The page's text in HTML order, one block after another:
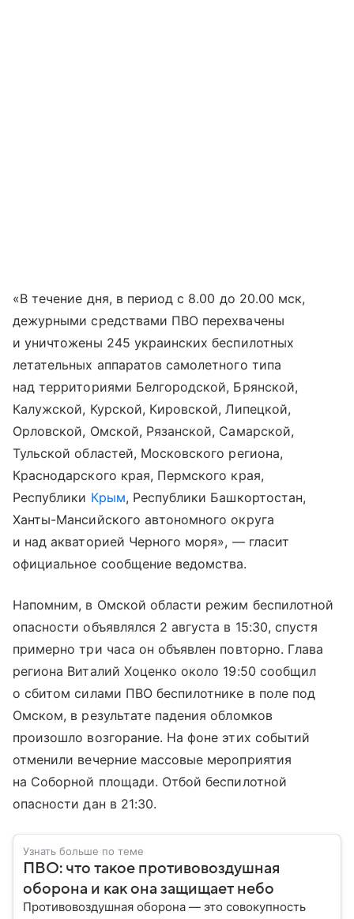
«В течение дня, в период с 8.00 до 20.00 мск,
дежурными средствами ПВО перехвачены
и уничтожены 245 украинских беспилотных
летательных аппаратов самолетного типа
над территориями Белгородской, Брянской,
Калужской, Курской, Кировской, Липецкой,
Орловской, Омской, Рязанской, Самарской,
Тульской областей, Московского региона,
Краснодарского края, Пермского края,
Республики Крым, Республики Башкортостан,
Ханты-Мансийского автономного округа
и над акваторией Черного моря», — гласит
официальное сообщение ведомства.
Напомним, в Омской области режим беспилотной
опасности объявлялся 2 августа в 15:30, спустя
примерно три часа он объявлен повторно. Глава
региона Виталий Хоценко около 19:50 сообщил
о сбитом силами ПВО беспилотнике в поле под
Омском, в результате падения обломков
произошло возгорание. На фоне этих событий
отменили вечерние массовые мероприятия
на Соборной площади. Отбой беспилотной
опасности дан в 21:30.
Узнать больше по теме
ПВО: что такое противовоздушная
оборона и как она защищает небо
Противовоздушная оборона — это совокупность